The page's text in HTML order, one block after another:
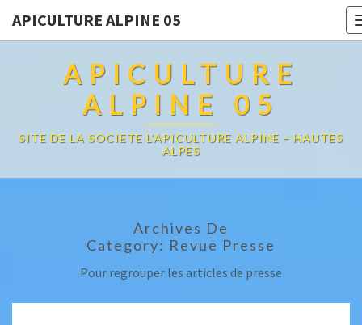
APICULTURE ALPINE 05
APICULTURE
ALPINE 05
SITE DE LA SOCIETE L'APICULTURE ALPINE – HAUTES
ALPES
Archives De
Category: Revue Presse
Pour regrouper les articles de presse